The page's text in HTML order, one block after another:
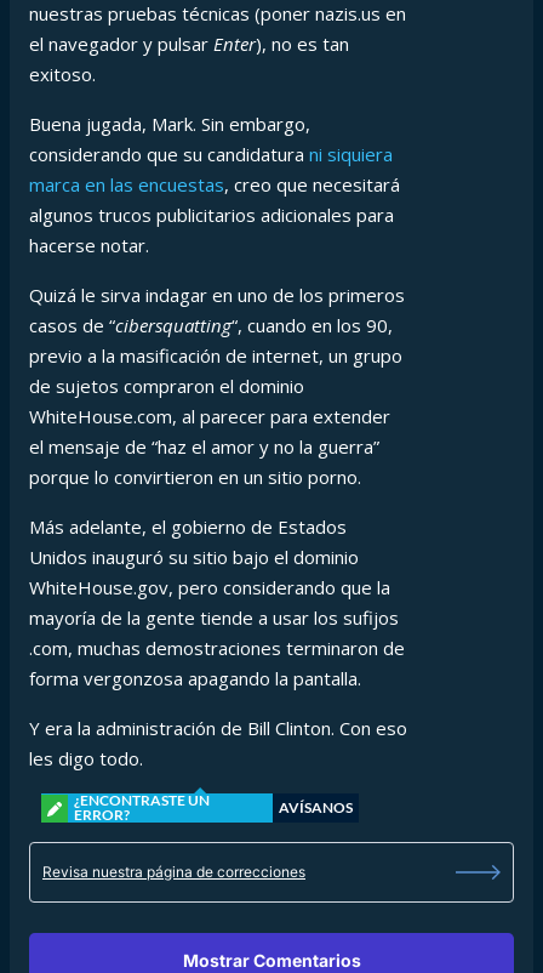
nuestras pruebas técnicas (poner nazis.us en
el navegador y pulsar Enter), no es tan
exitoso.
Buena jugada, Mark. Sin embargo,
considerando que su candidatura ni siquiera
marca en las encuestas, creo que necesitará
algunos trucos publicitarios adicionales para
hacerse notar.
Quizá le sirva indagar en uno de los primeros
casos de “cibersquatting“, cuando en los 90,
previo a la masificación de internet, un grupo
de sujetos compraron el dominio
WhiteHouse.com, al parecer para extender
el mensaje de “haz el amor y no la guerra”
porque lo convirtieron en un sitio porno.
Más adelante, el gobierno de Estados
Unidos inauguró su sitio bajo el dominio
WhiteHouse.gov, pero considerando que la
mayoría de la gente tiende a usar los sufijos
.com, muchas demostraciones terminaron de
forma vergonzosa apagando la pantalla.
Y era la administración de Bill Clinton. Con eso
les digo todo.
¿ENCONTRASTE UN
ERROR?
AVÍSANOS
Revisa nuestra página de correcciones
Mostrar Comentarios